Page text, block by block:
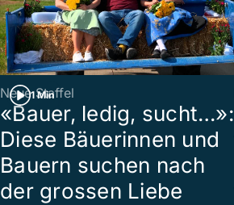
1 Min
Neue Staffel
«Bauer, ledig, sucht…»:
Diese Bäuerinnen und
Bauern suchen nach
der grossen Liebe